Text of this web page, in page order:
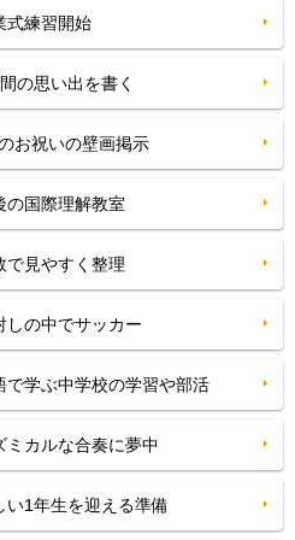
式練習開始
の思い出を書く
お祝いの壁画掲示
の国際理解教室
で見やすく整理
しの中でサッカー
学ぶ中学校の学習や部活
カルな合奏に夢中
1年生を迎える準備